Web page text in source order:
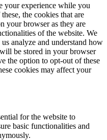
your experience while you
the cookies that are
your browser as they are
of the website. We
analyze and understand how
be stored in your browser
the option to opt-out of these
cookies may affect your
for the website to
basic functionalities and